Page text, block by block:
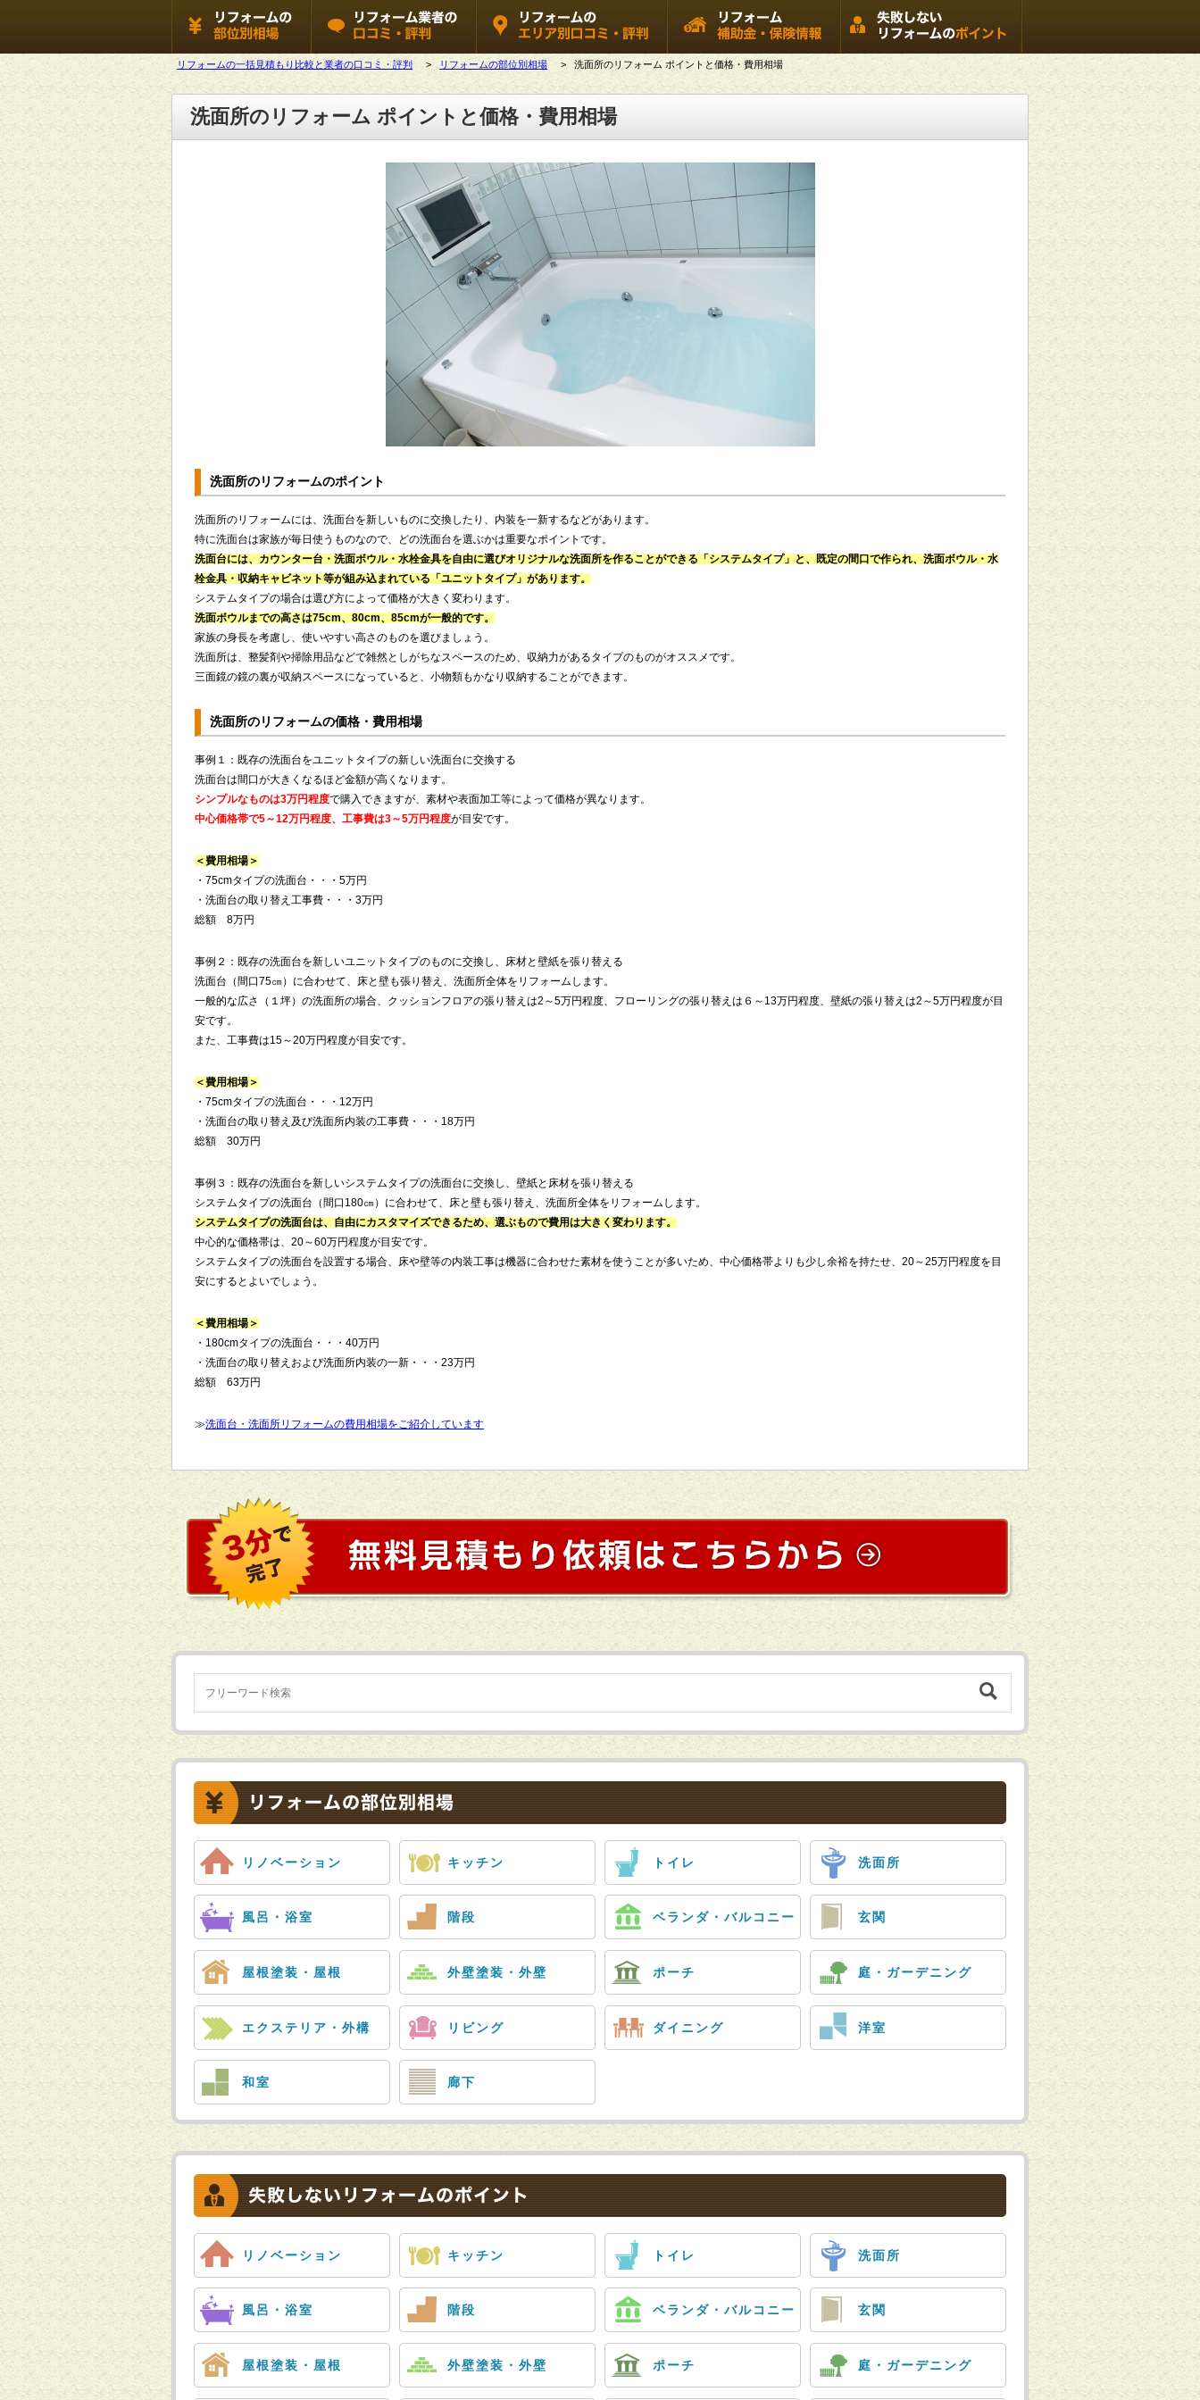
リフォームの一括見積もり比較と業者の口コミ・評判 > リフォームの部位別相場 > 洗面所のリフォーム ポイントと価格・費用相場
洗面所のリフォーム ポイントと価格・費用相場
洗面所のリフォームのポイント
洗面所のリフォームには、洗面台を新しいものに交換したり、内装を一新するなどがあります。
特に洗面台は家族が毎日使うものなので、どの洗面台を選ぶかは重要なポイントです。
洗面台には、カウンター台・洗面ボウル・水栓金具を自由に選びオリジナルな洗面所を作ることができる「システムタイプ」と、既定の間口で作られ、洗面ボウル・水
栓金具・収納キャビネット等が組み込まれている「ユニットタイプ」があります。
システムタイプの場合は選び方によって価格が大きく変わります。
洗面ボウルまでの高さは75cm、80cm、85cmが一般的です。
家族の身長を考慮し、使いやすい高さのものを選びましょう。
洗面所は、整髪剤や掃除用品などで雑然としがちなスペースのため、収納力があるタイプのものがオススメです。
三面鏡の鏡の裏が収納スペースになっていると、小物類もかなり収納することができます。
洗面所のリフォームの価格・費用相場
事例１：既存の洗面台をユニットタイプの新しい洗面台に交換する
洗面台は間口が大きくなるほど金額が高くなります。
シンプルなものは3万円程度で購入できますが、素材や表面加工等によって価格が異なります。
中心価格帯で5～12万円程度、工事費は3～5万円程度が目安です。
＜費用相場＞
・75cmタイプの洗面台・・・5万円
・洗面台の取り替え工事費・・・3万円
総額 8万円
事例２：既存の洗面台を新しいユニットタイプのものに交換し、床材と壁紙を張り替える
洗面台（間口75㎝）に合わせて、床と壁も張り替え、洗面所全体をリフォームします。
一般的な広さ（１坪）の洗面所の場合、クッションフロアの張り替えは2～5万円程度、フローリングの張り替えは６～13万円程度、壁紙の張り替えは2～5万円程度が目
安です。
また、工事費は15～20万円程度が目安です。
＜費用相場＞
・75cmタイプの洗面台・・・12万円
・洗面台の取り替え及び洗面所内装の工事費・・・18万円
総額 30万円
事例３：既存の洗面台を新しいシステムタイプの洗面台に交換し、壁紙と床材を張り替える
システムタイプの洗面台（間口180㎝）に合わせて、床と壁も張り替え、洗面所全体をリフォームします。
システムタイプの洗面台は、自由にカスタマイズできるため、選ぶもので費用は大きく変わります。
中心的な価格帯は、20～60万円程度が目安です。
システムタイプの洗面台を設置する場合、床や壁等の内装工事は機器に合わせた素材を使うことが多いため、中心価格帯よりも少し余裕を持たせ、20～25万円程度を目
安にするとよいでしょう。
＜費用相場＞
・180cmタイプの洗面台・・・40万円
・洗面台の取り替えおよび洗面所内装の一新・・・23万円
総額 63万円
≫洗面台・洗面所リフォームの費用相場をご紹介しています
リノベーション キッチン トイレ 洗面所
風呂・浴室 階段 ベランダ・バルコニー 玄関
屋根塗装・屋根 外壁塗装・外壁 ポーチ 庭・ガーデニング
エクステリア・外構 リビング ダイニング 洋室
和室 廊下
リノベーション キッチン トイレ 洗面所
風呂・浴室 階段 ベランダ・バルコニー 玄関
屋根塗装・屋根 外壁塗装・外壁 ポーチ 庭・ガーデニング